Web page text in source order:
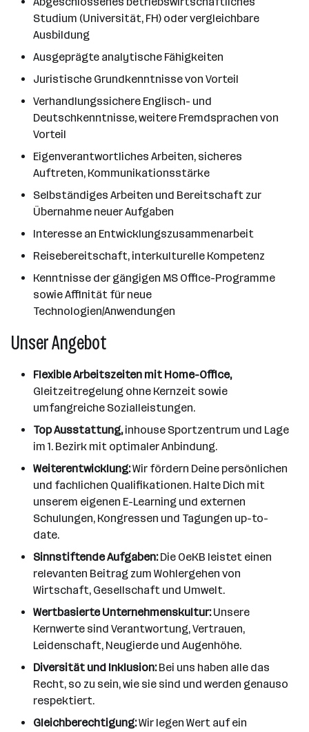
Studium (Universität, FH) oder vergleichbare
Ausbildung
Ausgeprägte analytische Fähigkeiten
Juristische Grundkenntnisse von Vorteil
Verhandlungssichere Englisch- und
Deutschkenntnisse, weitere Fremdsprachen von
Vorteil
Eigenverantwortliches Arbeiten, sicheres
Auftreten, Kommunikationsstärke
Selbständiges Arbeiten und Bereitschaft zur
Übernahme neuer Aufgaben
Interesse an Entwicklungszusammenarbeit
Reisebereitschaft, interkulturelle Kompetenz
Kenntnisse der gängigen MS Office-Programme
sowie Affinität für neue
Technologien/Anwendungen
Unser Angebot
Flexible Arbeitszeiten mit Home-Office,
Gleitzeitregelung ohne Kernzeit sowie
umfangreiche Sozialleistungen.
Top Ausstattung,inhouse Sportzentrum und Lage
im 1. Bezirk mit optimaler Anbindung.
Weiterentwicklung:Wir fördern Deine persönlichen
und fachlichen Qualifikationen. Halte Dich mit
unserem eigenen E-Learning und externen
Schulungen, Kongressen und Tagungen up-to-
date.
Sinnstiftende Aufgaben:Die OeKB leistet einen
relevanten Beitrag zum Wohlergehen von
Wirtschaft, Gesellschaft und Umwelt.
Wertbasierte Unternehmenskultur:Unsere
Kernwerte sind Verantwortung, Vertrauen,
Leidenschaft, Neugierde und Augenhöhe.
Diversität und Inklusion:Bei uns haben alle das
Recht, so zu sein, wie sie sind und werden genauso
respektiert.
Gleichberechtigung:Wir legen Wert auf ein